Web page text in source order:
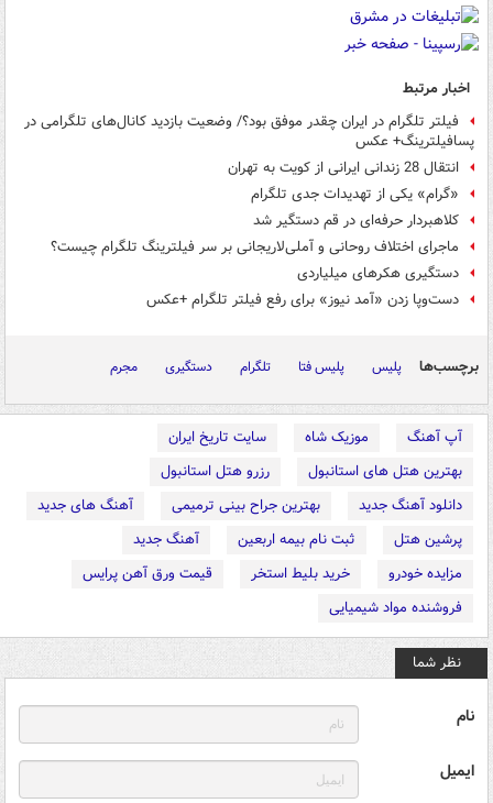
اخبار مرتبط
فیلتر تلگرام در ایران چقدر موفق بود؟/ وضعیت بازدید کانال‌های تلگرامی در
پسافیلترینگ+ عکس
انتقال 28 زندانی ایرانی از کویت به تهران
«گرام» یکی از تهدیدات جدی تلگرام
کلاهبردار حرفه‌ای در قم دستگیر شد
ماجرای اختلاف روحانی و آملی‌لاریجانی بر سر فیلترینگ تلگرام چیست؟
دستگیری هکرهای میلیاردی
دست‌وپا زدن «آمد نیوز» برای رفع فیلتر تلگرام +عکس
برچسب‌ها پلیس پلیس فتا تلگرام دستگیری مجرم
آپ آهنگ موزیک شاه
سایت تاریخ ایران
بهترین هتل های استانبول
رزرو هتل استانبول
دانلود آهنگ جدید
بهترین جراح بینی ترمیمی
آهنگ های جدید
پرشین هتل
ثبت نام بیمه اربعین
آهنگ جدید
مزایده خودرو
خرید بلیط استخر
قیمت ورق آهن پرایس
فروشنده مواد شیمیایی
نظر شما
نام
ایمیل